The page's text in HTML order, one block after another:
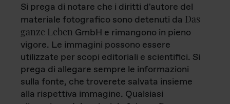
Si prega di notare che i diritti d'autore del
materiale fotografico sono detenuti da Das
ganze Leben GmbH e rimangono in pieno
vigore. Le immagini possono essere
utilizzate per scopi editoriali e scientifici. Si
prega di allegare sempre le informazioni
sulla fonte, che troverete salvata insieme
alla rispettiva immagine. Qualsiasi